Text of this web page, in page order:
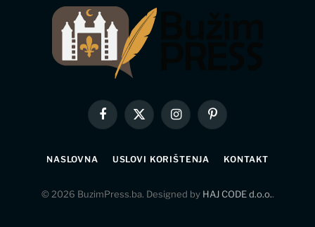
Facebook
X
(Twitter)
InstagramPinterest
NASLOVNA USLOVI KORIŠTENJA KONTAKT
© 2026 BuzimPress.ba. Designed by HAJ CODE d.o.o..